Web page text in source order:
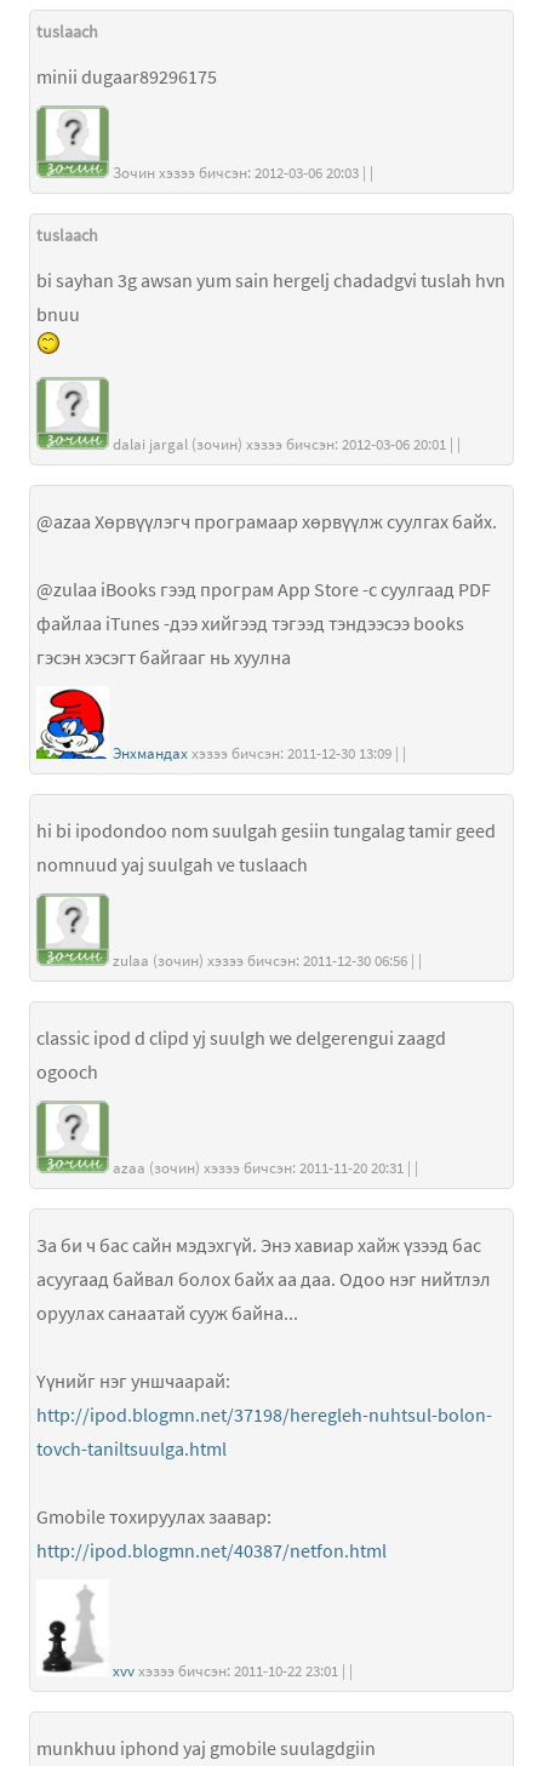
tuslaach
minii dugaar89296175
Зочин хэзээ бичсэн: 2012-03-06 20:03 | |
tuslaach
bi sayhan 3g awsan yum sain hergelj chadadgvi tuslah hvn
bnuu
dalai jargal (зочин) хэзээ бичсэн: 2012-03-06 20:01 | |
@azaa Хөрвүүлэгч програмаар хөрвүүлж суулгах байх.
@zulaa iBooks гээд програм App Store -с суулгаад PDF
файлаа iTunes -дээ хийгээд тэгээд тэндээсээ books
гэсэн хэсэгт байгааг нь хуулна
Энхмандах хэзээ бичсэн: 2011-12-30 13:09 | |
hi bi ipodondoo nom suulgah gesiin tungalag tamir geed
nomnuud yaj suulgah ve tuslaach
zulaa (зочин) хэзээ бичсэн: 2011-12-30 06:56 | |
classic ipod d clipd yj suulgh we delgerengui zaagd
ogooch
azaa (зочин) хэзээ бичсэн: 2011-11-20 20:31 | |
За би ч бас сайн мэдэхгүй. Энэ хавиар хайж үзээд бас
асуугаад байвал болох байх аа даа. Одоо нэг нийтлэл
оруулах санаатай сууж байна...
Үүнийг нэг уншчаарай:
http://ipod.blogmn.net/37198/heregleh-nuhtsul-bolon-
tovch-taniltsuulga.html
Gmobile тохируулах заавар:
http://ipod.blogmn.net/40387/netfon.html
xvv хэзээ бичсэн: 2011-10-22 23:01 | |
munkhuu iphond yaj gmobile suulagdgiin